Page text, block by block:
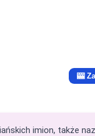
🎰
imion, także